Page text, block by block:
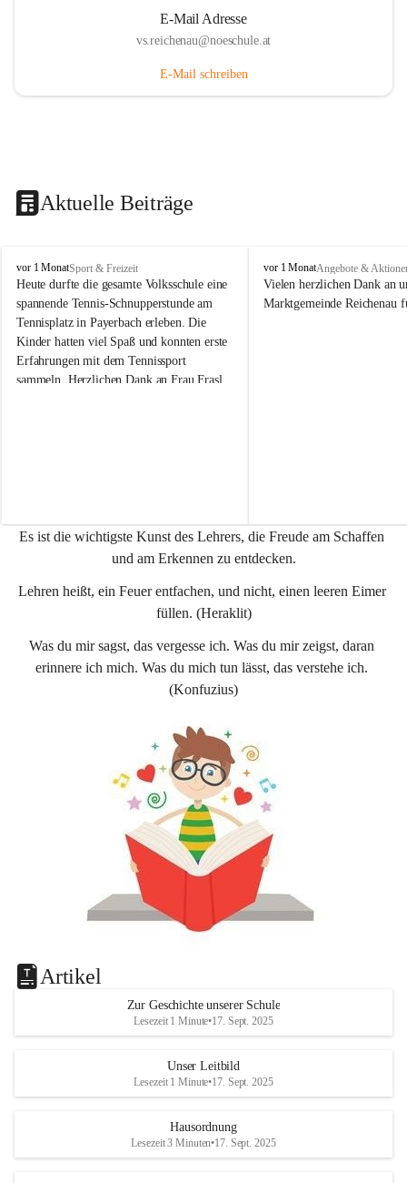
E-Mail Adresse
vs.reichenau@noeschule.at
E-Mail schreiben
Aktuelle Beiträge
V
o
l
k
s
s
c
h
e
n
vor 1 MonatSport & Freizeit
Heute durfte die gesamte Volksschule eine
spannende Tennis-Schnupperstunde am
Tennisplatz in Payerbach erleben. Die
Kinder hatten viel Spaß und konnten erste
Erfahrungen mit dem Tennissport
sammeln. Herzlichen Dank an Frau Frasl
V
o
l
e
n
a
vor 1 MonatAngebote &
Vielen herzlichen Dank an
Marktgemeinde Reichenau
Es ist die wichtigste Kunst des Lehrers, die Freude am Schaffen
und am Erkennen zu entdecken.
Lehren heißt, ein Feuer entfachen, und nicht, einen leeren Eimer
füllen. (Heraklit)
Was du mir sagst, das vergesse ich. Was du mir zeigst, daran
erinnere ich mich. Was du mich tun lässt, das verstehe ich.
(Konfuzius)
Artikel
Zur Geschichte unserer Schule
Lesezeit 1 Minute•17. Sept. 2025
Unser Leitbild
Lesezeit 1 Minute•17. Sept. 2025
Hausordnung
Lesezeit 3 Minuten•17. Sept. 2025